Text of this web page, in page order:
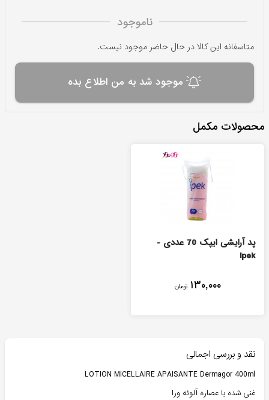
ناموجود
متاسفانه این کالا در حال حاضر موجود نیست.
موجود شد به من اطلاع بده
محصولات مکمل
پد آرایشی ایپک 70 عددی -
ipek
۱۳۰,۰۰۰ تومان
نقد و بررسی اجمالی
LOTION MICELLAIRE APAISANTE Dermagor 400ml
غنی شده با عصاره آلوئه ورا